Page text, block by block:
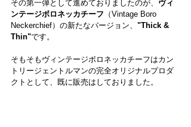
その第一弾として進めておりましたのが、 ヴィ
ンテージボロネッカチーフ （Vintage Boro
Neckerchief）の新たなバージョン、 "Thick &
Thin"です。
そもそもヴィンテージボロネッカチーフはカン
トリージェントルマンの完全オリジナルプロダ
クトとして、既に販売はしておりました。